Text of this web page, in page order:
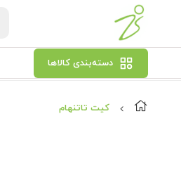
دسته‌بندی کالاها
کیت تاتنهام